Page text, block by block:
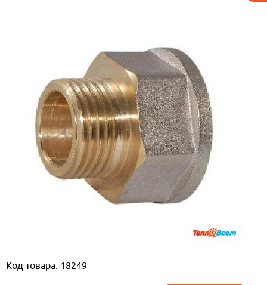
Код товара: 18249